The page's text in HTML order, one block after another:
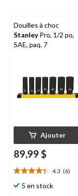
Douilles à choc
StanleyPro, 1/2 po,
SAE, paq. 7
Ajouter
89,99 $
4.3 (6)
4.3
étoile(s)
5 en stock